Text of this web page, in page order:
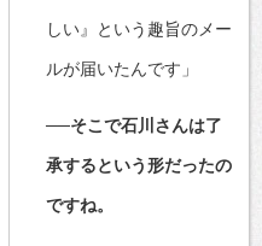
しい』という趣旨のメー
ルが届いたんです」
──そこで石川さんは了
承するという形だったの
ですね。